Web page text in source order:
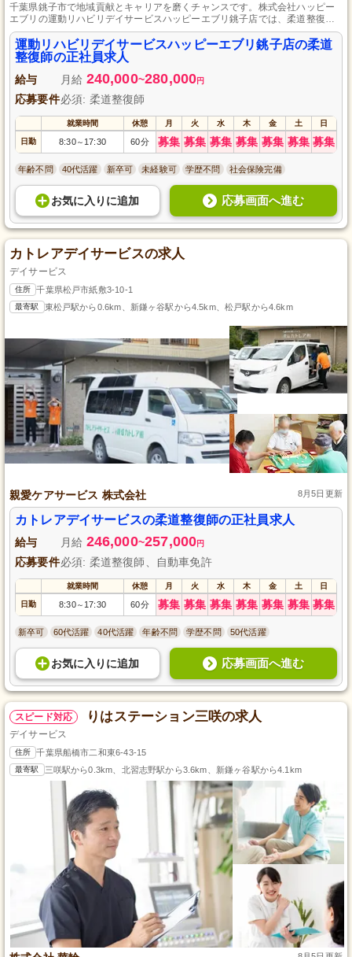
千葉県銚子市で地域貢献とキャリアを磨くチャンスです。株式会社ハッピー
エブリの運動リハビリデイサービスハッピーエブリ銚子店では、柔道整復師
を正社員として募集しています。施術だけでなく、利用者様の生活をサポー
トし、笑顔に満ちた毎日を支える役割を果たせます。安定した環境の中でス
キルを磨き、あなたの専門知識を地域社会に生かしませんか？
運動リハビリデイサービスハッピーエブリ銚子店の柔道
整復師の正社員求人
給与 月給 240,000~280,000円
応募要件必須: 柔道整復師
就業時間 休憩 月 火 水 木 金 土 日
日勤 8:30～ 17:30 60分 募集 募集 募集 募集 募集 募集 募集
年齢不問 40代活躍 新卒可 未経験可 学歴不問 社会保険完備
お気に入り に追加 応募画面へ進む
カトレアデイサービスの求人
デイサービス
住所 千葉県松戸市紙敷3-10-1
最寄駅 東松戸駅から0.6km、新鎌ヶ谷駅から4.5km、松戸駅から4.6km
親愛ケアサービス 株式会社 8月5日更新
カトレアデイサービスの柔道整復師の正社員求人
給与 月給 246,000~257,000円
応募要件必須: 柔道整復師、自動車免許
就業時間 休憩 月 火 水 木 金 土 日
日勤 8:30～ 17:30 60分 募集 募集 募集 募集 募集 募集 募集
新卒可 60代活躍 40代活躍 年齢不問 学歴不問 50代活躍
お気に入り に追加 応募画面へ進む
スピード対応 りはステーション三咲の求人
デイサービス
住所 千葉県船橋市二和東6-43-15
最寄駅 三咲駅から0.3km、北習志野駅から3.6km、新鎌ヶ谷駅から4.1km